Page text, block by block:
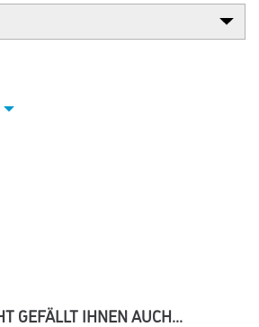
GEFÄLLT IHNEN AUCH...